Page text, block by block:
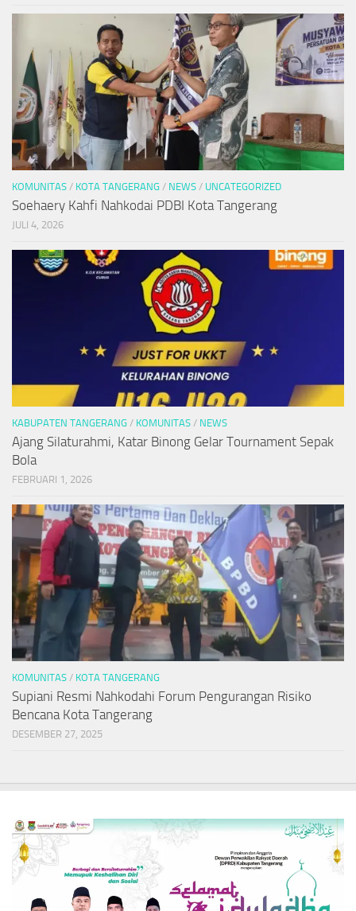
KOMUNITAS / KOTA TANGERANG / NEWS / UNCATEGORIZED
Soehaery Kahfi Nahkodai PDBI Kota Tangerang
JULI 4, 2026
KABUPATEN TANGERANG / KOMUNITAS / NEWS
Ajang Silaturahmi, Katar Binong Gelar Tournament Sepak
Bola
FEBRUARI 1, 2026
KOMUNITAS / KOTA TANGERANG
Supiani Resmi Nahkodahi Forum Pengurangan Risiko
Bencana Kota Tangerang
DESEMBER 27, 2025